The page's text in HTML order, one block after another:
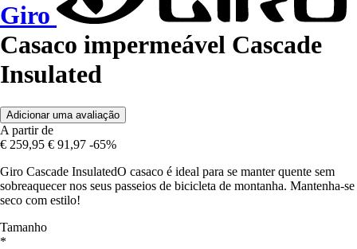
Giro
Casaco impermeável Cascade
Insulated
Adicionar uma avaliação
A partir de
€ 259,95 € 91,97 -65%
Giro Cascade InsulatedO casaco é ideal para se manter quente sem
sobreaquecer nos seus passeios de bicicleta de montanha. Mantenha-se
seco com estilo!
Tamanho
*